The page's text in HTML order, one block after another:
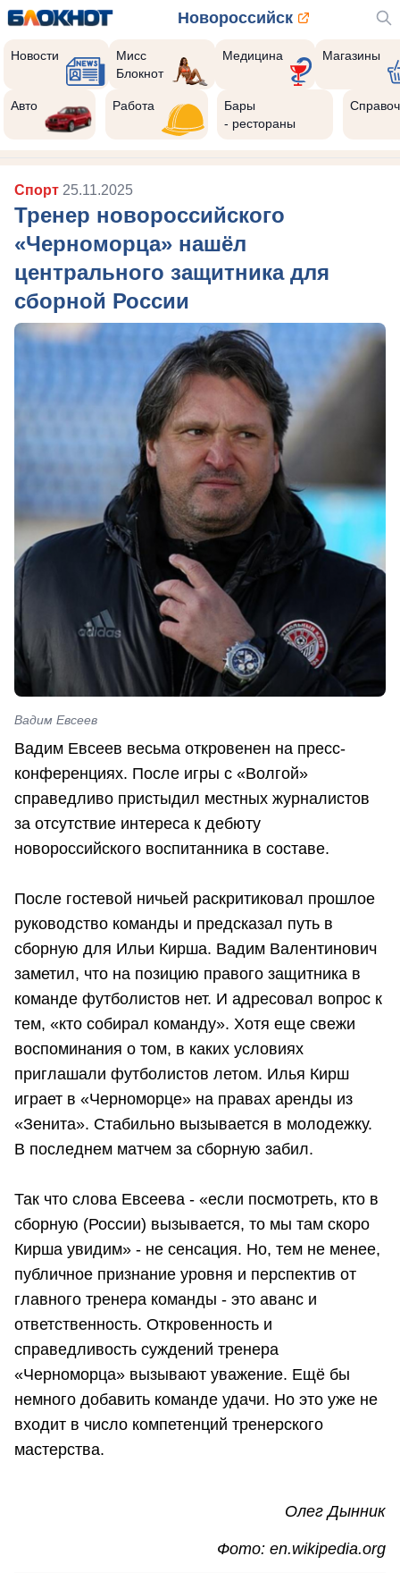
Новороссийск
Новости
Мисс
Блокнот
Медицина Магазины
Авто Работа
Бары
- рестораны
Спорт 25.11.2025
Тренер новороссийского
«Черноморца» нашёл
центрального защитника для
сборной России
Вадим Евсеев
Вадим Евсеев весьма откровенен на пресс-
конференциях. После игры с «Волгой»
справедливо пристыдил местных журналистов
за отсутствие интереса к дебюту
новороссийского воспитанника в составе.
После гостевой ничьей раскритиковал прошлое
руководство команды и предсказал путь в
сборную для Ильи Кирша. Вадим Валентинович
заметил, что на позицию правого защитника в
команде футболистов нет. И адресовал вопрос к
тем, «кто собирал команду». Хотя еще свежи
воспоминания о том, в каких условиях
приглашали футболистов летом. Илья Кирш
играет в «Черноморце» на правах аренды из
«Зенита». Стабильно вызывается в молодежку.
В последнем матчем за сборную забил.
Так что слова Евсеева - «если посмотреть, кто в
сборную (России) вызывается, то мы там скоро
Кирша увидим» - не сенсация. Но, тем не менее,
публичное признание уровня и перспектив от
главного тренера команды - это аванс и
ответственность. Откровенность и
справедливость суждений тренера
«Черноморца» вызывают уважение. Ещё бы
немного добавить команде удачи. Но это уже не
входит в число компетенций тренерского
мастерства.
Олег Дынник
Фото: en.wikipedia.org